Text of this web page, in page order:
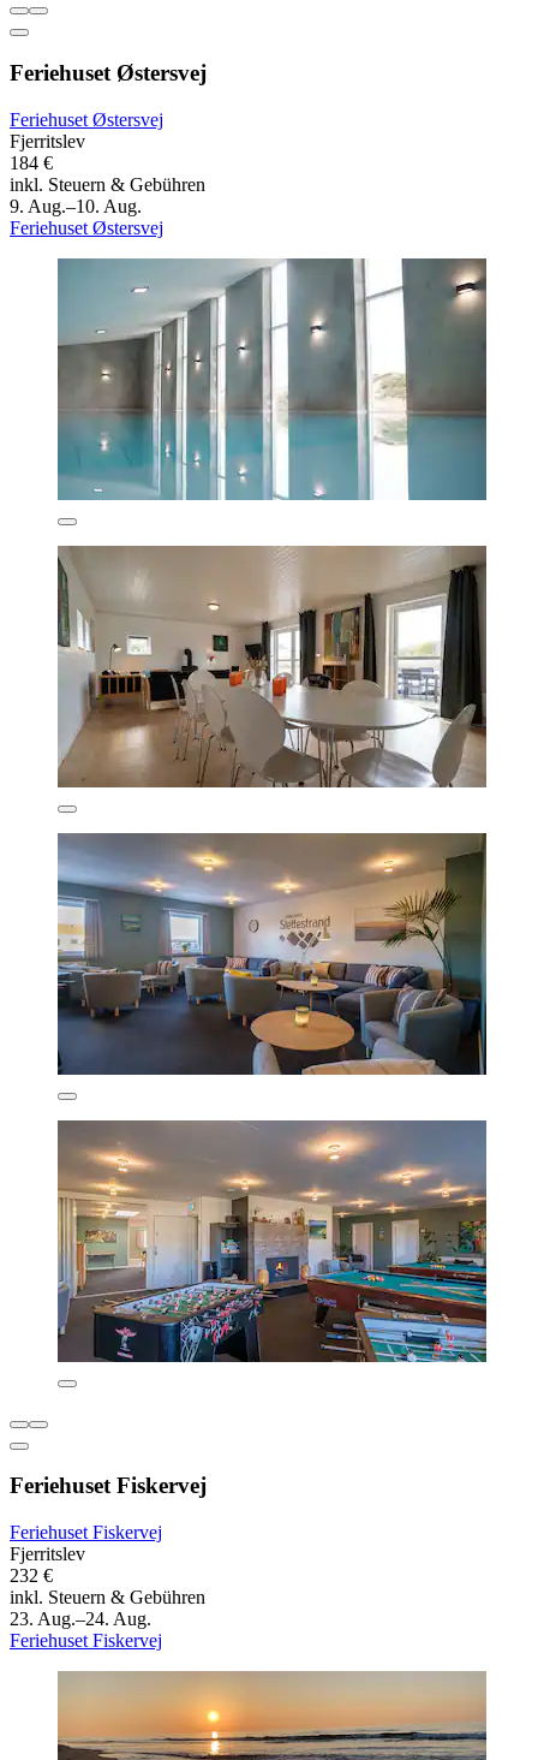
Feriehuset Østersvej
Feriehuset Østersvej
Fjerritslev
184 €
inkl. Steuern & Gebühren
9. Aug.–10. Aug.
Feriehuset Østersvej
Feriehuset Fiskervej
Feriehuset Fiskervej
Fjerritslev
232 €
inkl. Steuern & Gebühren
23. Aug.–24. Aug.
Feriehuset Fiskervej